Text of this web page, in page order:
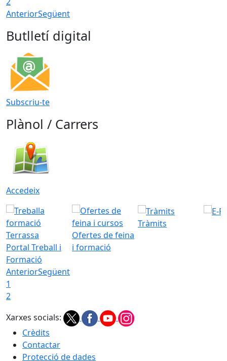
AnteriorSegüent
Butlletí digital
Subscriu-te
Plànol / Carrers
Accedeix
Portal Treball i
Formació
Ofertes de feina
i formació
Tràmits
AnteriorSegüent
1
2
Xarxes socials:
Crèdits
Contactar
Protecció de dades